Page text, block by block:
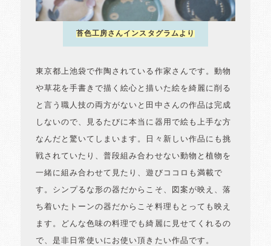
苔色工房さんインスタグラムより
東京都上池袋で作陶されている作家さんです。動物
や草花を手書きで描く絵心と描いた絵を綺麗に削る
と言う職人技の両方がないと田中さんの作品は完成
しないので、見るたびに本当に器用で絵も上手な方
なんだと驚いてしまいます。日々新しい作品にも挑
戦されていたり、普段組み合わせない動物と植物を
一緒に組み合わせて見たり、遊びココロも満載で
す。シンプるな形の器だからこそ、図案が映え、落
ち着いたトーンの器だからこそ料理もとっても映え
ます。どんな色味の料理でも綺麗に見せてくれるの
で、是非日常使いにお使い頂きたい作品です。